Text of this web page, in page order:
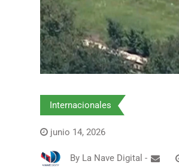
Internacionales
junio 14, 2026
By La Nave Digital -